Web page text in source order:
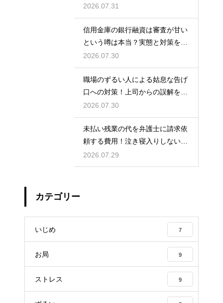
為は該当する？
2026.07.31
信用金庫の銀行融資は審査が甘い
という噂は本当？実態と対策を徹
底解説
2026.07.30
職場のずるい人による姑息な告げ
口への対策！上司からの誤解を解
いて自分の身の潔白を証明する手
順
2026.07.30
未払い残業の代を弁護士に請求依
頼する費用！泣き寝入りしないた
めの知識
2026.07.29
カテゴリー
いじめ 7
お局 9
ストレス 9